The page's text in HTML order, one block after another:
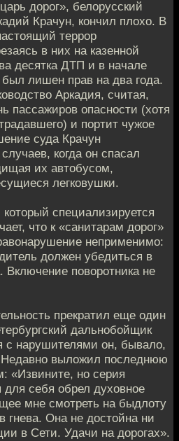
дорог», белорусский
Крачун, кончил плохо. В
террор
в них на казенной
десятка ДТП и в начале
был лишен прав на два года.
Аркадия, считая,
пассажиров опасности (хотя
и портит чужое
суда Крачун
когда он спасал
их автобусом,
легковушки.
специализируется
что к «санитарам дорог»
неприменимо:
должен убедиться в
Включение поворотника не
прекратил еще один
дальнобойщик
с нарушителями он, бывало,
Недавно выложил последнюю
«Извините, но серия
себя обрел духовное
мне смотреть на быдлоту
гнева. Она не достойна ни
в Сети. Удачи на дорогах».